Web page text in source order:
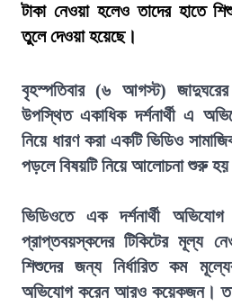
টাকা নেওয়া হলেও তাদের হাতে
তুলে দেওয়া হয়েছে।
বৃহস্পতিবার (৬ আগস্ট) জাদুঘরের
উপস্থিত একাধিক দর্শনার্থী এ
নিয়ে ধারণ করা একটি ভিডিও
পড়লে বিষয়টি নিয়ে আলোচনা শুরু
ভিডিওতে এক দর্শনার্থী
প্রাপ্তবয়স্কদের টিকিটের মূল্য
শিশুদের জন্য নির্ধারিত কম
অভিযোগ করেন আরও কয়েকজন।